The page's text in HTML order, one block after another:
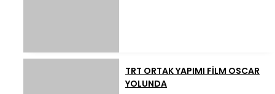
TRT ORTAK YAPIMI FİLM OSCAR
YOLUNDA